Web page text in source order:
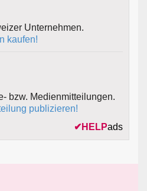
Unternehmen.
kaufen!
bzw. Medienmitteilungen.
publizieren!
✔ HELPads